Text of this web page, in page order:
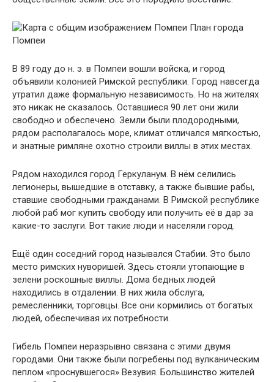
План города
Помпеи
В 89 году до н. э. в Помпеи вошли войска, и город
объявили колонией Римской республики. Город навсегда
утратил даже формальную независимость. Но на жителях
это никак не сказалось. Оставшиеся 90 лет они жили
свободно и обеспечено. Земли были плодородными,
рядом располагалось море, климат отличался мягкостью,
и знатные римляне охотно строили виллы в этих местах.
Рядом находился город Геркуланум. В нём селились
легионеры, вышедшие в отставку, а также бывшие рабы,
ставшие свободными гражданами. В Римской республике
любой раб мог купить свободу или получить её в дар за
какие-то заслуги. Вот такие люди и населяли город.
Ещё один соседний город назывался Стабии. Это было
место римских нуворишей. Здесь стояли утопающие в
зелени роскошные виллы. Дома бедных людей
находились в отдалении. В них жила обслуга,
ремесленники, торговцы. Все они кормились от богатых
людей, обеспечивая их потребности.
Гибель Помпеи неразрывно связана с этими двумя
городами. Они также были погребены под вулканическим
пеплом «проснувшегося» Везувия. Большинство жителей